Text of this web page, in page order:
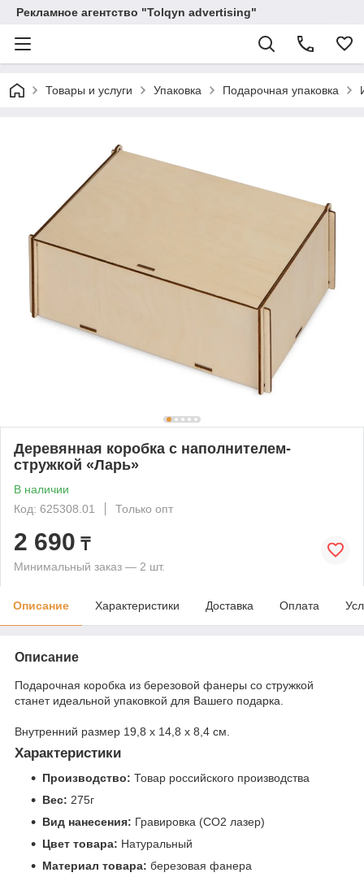
Рекламное агентство "Tolqyn advertising"
Товары и услуги Упаковка Подарочная упаковка
Деревянная коробка с наполнителем-
стружкой «Ларь»
В наличии
Код: 625308.01
Только опт
2 690 ₸
Минимальный заказ — 2 шт.
Описание Характеристики Доставка Оплата
Описание
Подарочная коробка из березовой фанеры со стружкой
станет идеальной упаковкой для Вашего подарка.
Внутренний размер 19,8 х 14,8 х 8,4 см.
Характеристики
Производство: Товар российского производства
Вес: 275г
Вид нанесения: Гравировка (CO2 лазер)
Цвет товара: Натуральный
Материал товара: березовая фанера